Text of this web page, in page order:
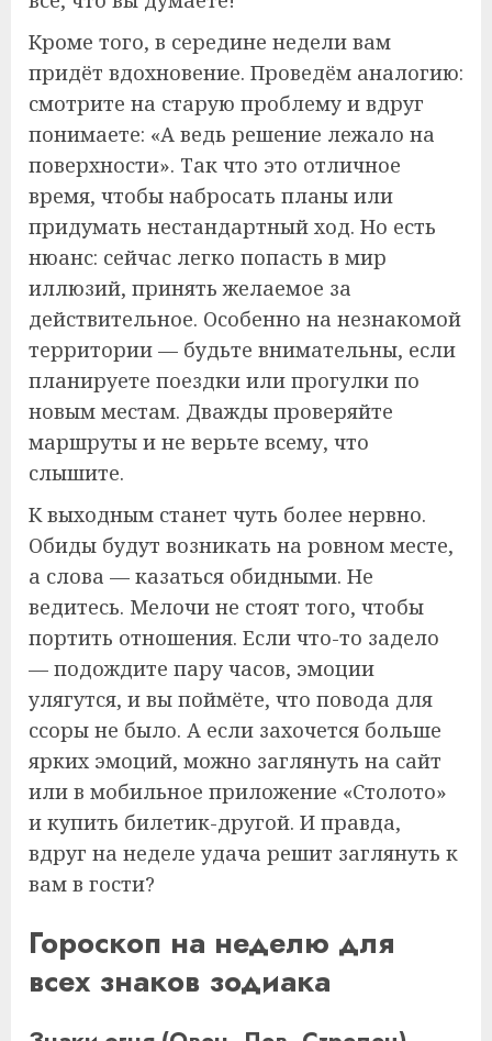
Кроме того, в середине недели вам
придёт вдохновение. Проведём аналогию:
смотрите на старую проблему и вдруг
понимаете: «А ведь решение лежало на
поверхности». Так что это отличное
время, чтобы набросать планы или
придумать нестандартный ход. Но есть
нюанс: сейчас легко попасть в мир
иллюзий, принять желаемое за
действительное. Особенно на незнакомой
территории — будьте внимательны, если
планируете поездки или прогулки по
новым местам. Дважды проверяйте
маршруты и не верьте всему, что
слышите.
К выходным станет чуть более нервно.
Обиды будут возникать на ровном месте,
а слова — казаться обидными. Не
ведитесь. Мелочи не стоят того, чтобы
портить отношения. Если что-то задело
— подождите пару часов, эмоции
улягутся, и вы поймёте, что повода для
ссоры не было. А если захочется больше
ярких эмоций, можно заглянуть на сайт
или в мобильное приложение «Столото»
и купить билетик-другой. И правда,
вдруг на неделе удача решит заглянуть к
вам в гости?
Гороскоп на неделю для
всех знаков зодиака